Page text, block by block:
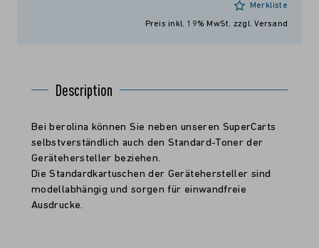
Merkliste
Preis inkl. 19% MwSt. zzgl. Versand
Description
Bei berolina können Sie neben unseren SuperCarts
selbstverständlich auch den Standard-Toner der
Gerätehersteller beziehen.
Die Standardkartuschen der Gerätehersteller sind
modellabhängig und sorgen für einwandfreie
Ausdrucke.